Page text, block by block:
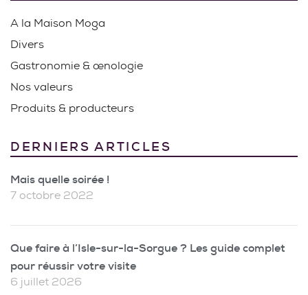
A la Maison Moga
Divers
Gastronomie & œnologie
Nos valeurs
Produits & producteurs
DERNIERS ARTICLES
Mais quelle soirée !
7 octobre 2022
Que faire à l’Isle-sur-la-Sorgue ? Les guide complet
pour réussir votre visite
6 juillet 2026